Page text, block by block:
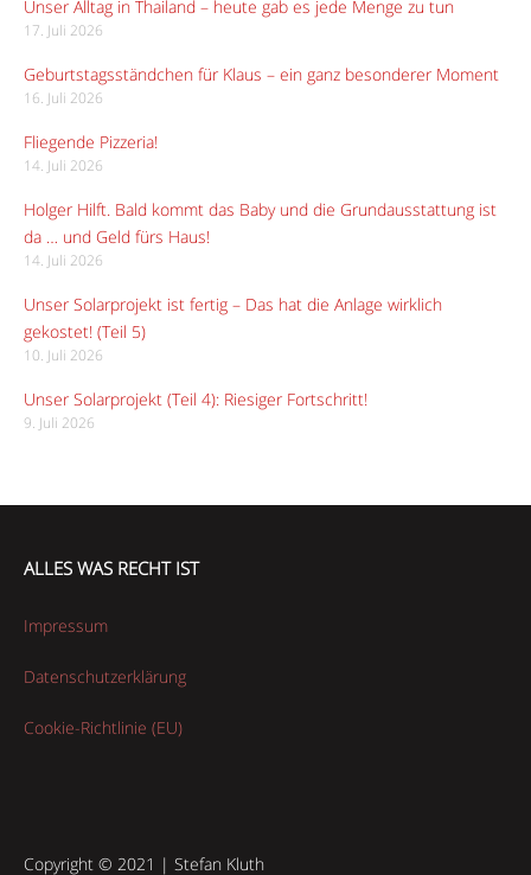
Unser Alltag in Thailand – heute gab es jede Menge zu tun
17. Juli 2026
Geburtstagsständchen für Klaus – ein ganz besonderer Moment
16. Juli 2026
Fliegende Pizzeria!
14. Juli 2026
Holger Hilft. Bald kommt das Baby und die Grundausstattung ist
da … und Geld fürs Haus!
14. Juli 2026
Unser Solarprojekt ist fertig – Das hat die Anlage wirklich
gekostet! (Teil 5)
10. Juli 2026
Unser Solarprojekt (Teil 4): Riesiger Fortschritt!
9. Juli 2026
ALLES WAS RECHT IST
Impressum
Datenschutzerklärung
Cookie-Richtlinie (EU)
Copyright © 2021 | Stefan Kluth